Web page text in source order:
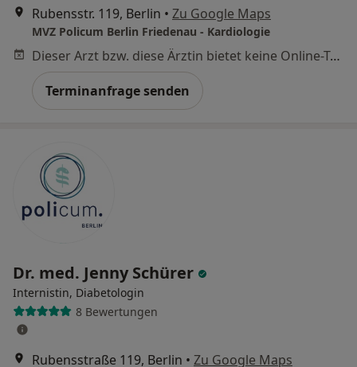
Rubensstr. 119, Berlin • Zu Google Maps
MVZ Policum Berlin Friedenau - Kardiologie
Dieser Arzt bzw. diese Ärztin bietet keine Online-Terminbuchung an diesem Standort an.
Terminanfrage senden
Dr. med. Jenny Schürer
Internistin, Diabetologin
8 Bewertungen
Rubensstraße 119, Berlin • Zu Google Maps